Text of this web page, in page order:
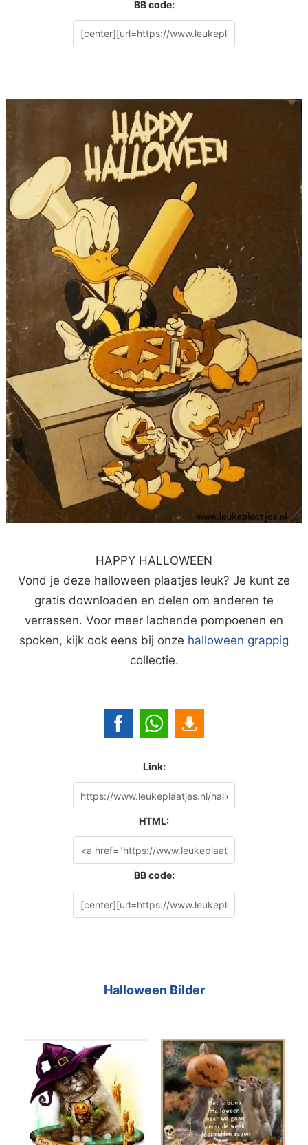
BB code:
HAPPY HALLOWEEN
Vond je deze halloween plaatjes leuk? Je kunt ze
gratis downloaden en delen om anderen te
verrassen. Voor meer lachende pompoenen en
spoken, kijk ook eens bij onze halloween grappig
collectie.
Link:
HTML:
BB code:
Halloween Bilder